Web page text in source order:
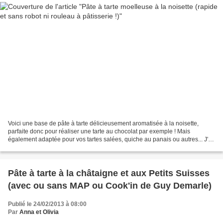
Voici une base de pâte à tarte délicieusement aromatisée à la noisette,
parfaite donc pour réaliser une tarte au chocolat par exemple ! Mais
également adaptée pour vos tartes salées, quiche au panais ou autres... J'ai
Pâte à tarte à la châtaigne et aux Petits Suisses
(avec ou sans MAP ou Cook'in de Guy Demarle)
Publié le 24/02/2013 à 08:00
Par Anna et Olivia